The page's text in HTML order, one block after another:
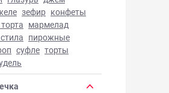
зефир конфеты
мармелад
пирожные
суфле торты